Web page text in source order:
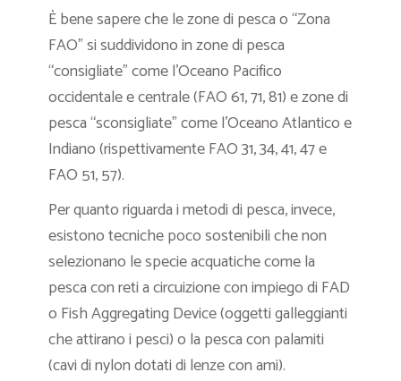
È bene sapere che le zone di pesca o “Zona
FAO” si suddividono in zone di pesca
“consigliate” come l’Oceano Pacifico
occidentale e centrale (FAO 61, 71, 81) e zone di
pesca “sconsigliate” come l’Oceano Atlantico e
Indiano (rispettivamente FAO 31, 34, 41, 47 e
FAO 51, 57).
Per quanto riguarda i metodi di pesca, invece,
esistono tecniche poco sostenibili che non
selezionano le specie acquatiche come la
pesca con reti a circuizione con impiego di FAD
o Fish Aggregating Device (oggetti galleggianti
che attirano i pesci) o la pesca con palamiti
(cavi di nylon dotati di lenze con ami).